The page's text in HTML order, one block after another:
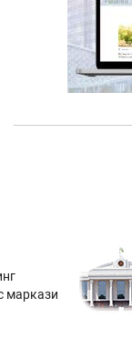
маркази